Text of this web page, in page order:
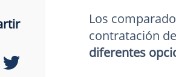
Los
contratación
diferentes